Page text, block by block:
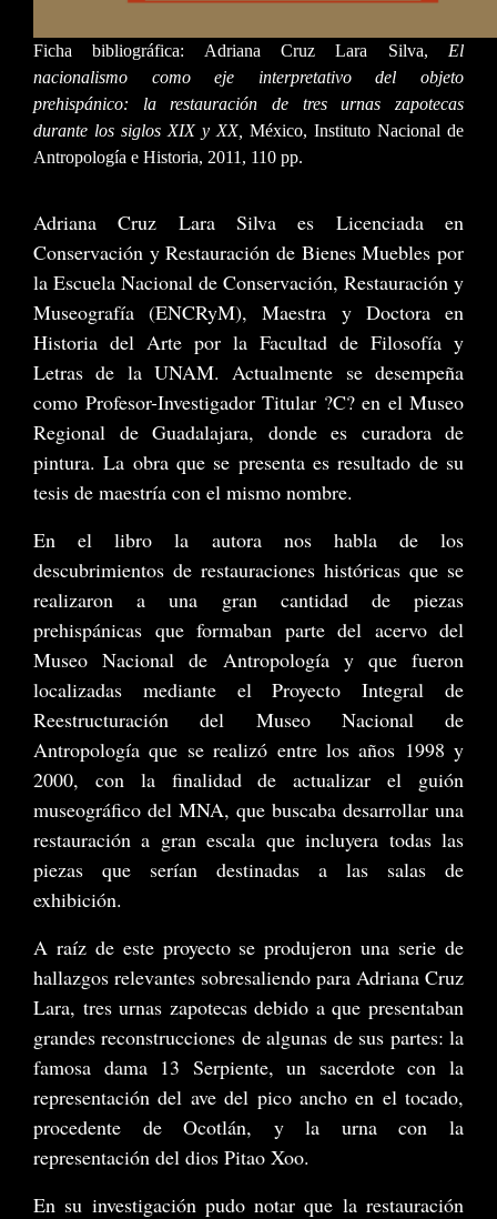
Ficha bibliográfica: Adriana Cruz Lara Silva, El
nacionalismo como eje interpretativo del objeto
prehispánico: la restauración de tres urnas zapotecas
durante los siglos XIX y XX, México, Instituto Nacional de
Antropología e Historia, 2011, 110 pp.
Adriana Cruz Lara Silva es Licenciada en
Conservación y Restauración de Bienes Muebles por
la Escuela Nacional de Conservación, Restauración y
Museografía (ENCRyM), Maestra y Doctora en
Historia del Arte por la Facultad de Filosofía y
Letras de la UNAM. Actualmente se desempeña
como Profesor-Investigador Titular ?C? en el Museo
Regional de Guadalajara, donde es curadora de
pintura. La obra que se presenta es resultado de su
tesis de maestría con el mismo nombre.
En el libro la autora nos habla de los
descubrimientos de restauraciones históricas que se
realizaron a una gran cantidad de piezas
prehispánicas que formaban parte del acervo del
Museo Nacional de Antropología y que fueron
localizadas mediante el Proyecto Integral de
Reestructuración del Museo Nacional de
Antropología que se realizó entre los años 1998 y
2000, con la finalidad de actualizar el guión
museográfico del MNA, que buscaba desarrollar una
restauración a gran escala que incluyera todas las
piezas que serían destinadas a las salas de
exhibición.
A raíz de este proyecto se produjeron una serie de
hallazgos relevantes sobresaliendo para Adriana Cruz
Lara, tres urnas zapotecas debido a que presentaban
grandes reconstrucciones de algunas de sus partes: la
famosa dama 13 Serpiente, un sacerdote con la
representación del ave del pico ancho en el tocado,
procedente de Ocotlán, y la urna con la
representación del dios Pitao Xoo.
En su investigación pudo notar que la restauración